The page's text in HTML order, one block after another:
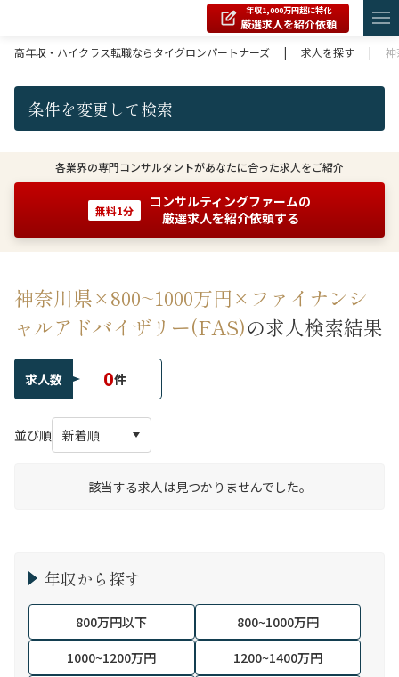
年収1,000万円超に特化
厳選求人を紹介依頼
高年収・ハイクラス転職ならタイグロンパートナーズ
| 求人を探す | 神
条件を変更して検索
各業界の専門コンサルタントがあなたに合った求人をご紹介
無料1分
コンサルティングファームの
厳選求人を紹介依頼する
神奈川県×800~1000万円×ファイナンシ
ャルアドバイザリー(FAS)の求人検索結果
求人数 0件
並び順
該当する求人は見つかりませんでした。
年収から探す
800万円以下
800~1000万円
1000~1200万円
1200~1400万円